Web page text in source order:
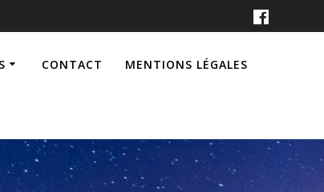
CONTACT MENTIONS LÉGALES